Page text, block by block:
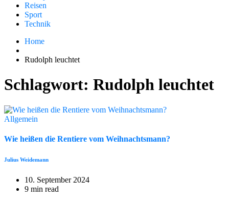
Reisen
Sport
Technik
Home
Rudolph leuchtet
Schlagwort: Rudolph leuchtet
Allgemein
Wie heißen die Rentiere vom Weihnachtsmann?
Julius Weidemann
10. September 2024
9 min read